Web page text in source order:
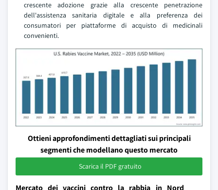
crescente adozione grazie alla crescente penetrazione
dell'assistenza sanitaria digitale e alla preferenza dei
consumatori per piattaforme di acquisto di medicinali
convenienti.
Ottieni approfondimenti dettagliati sui principali
segmenti che modellano questo mercato
Scarica il PDF gratuito
Mercato dei vaccini contro la rabbia in Nord